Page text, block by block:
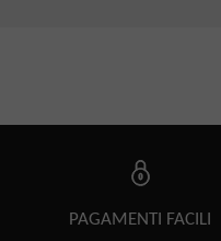
PAGAMENTI FACILI